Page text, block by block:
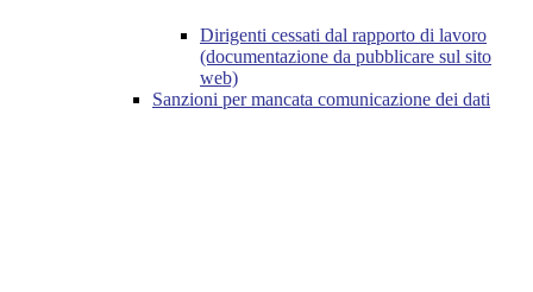
Dirigenti cessati dal rapporto di lavoro
(documentazione da pubblicare sul sito
web)
Sanzioni per mancata comunicazione dei dati